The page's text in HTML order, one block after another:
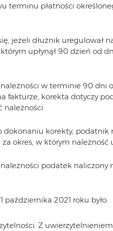
terminu płatności
jeżeli dłużnik uregulował
upłynął 90 dzień od
w terminie 90 dni
fakturze, korekta dotyczy
należności.
korekty, podatnik
okres, w którym należność
podatek naliczony
2021 roku było:
Z